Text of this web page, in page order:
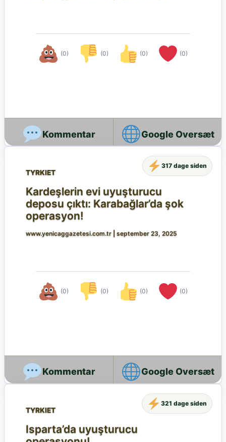
(0) (0) (0) (0)
Google Oversæt
TYRKIET
Kardeşlerin evi uyuşturucu
deposu çıktı: Karabağlar’da şok
operasyon!
www.yenicaggazetesi.com.tr september 23, 2025
(0) (0) (0) (0)
317 dage siden
Google Oversæt
TYRKIET
Isparta’da uyuşturucu
321 dage siden